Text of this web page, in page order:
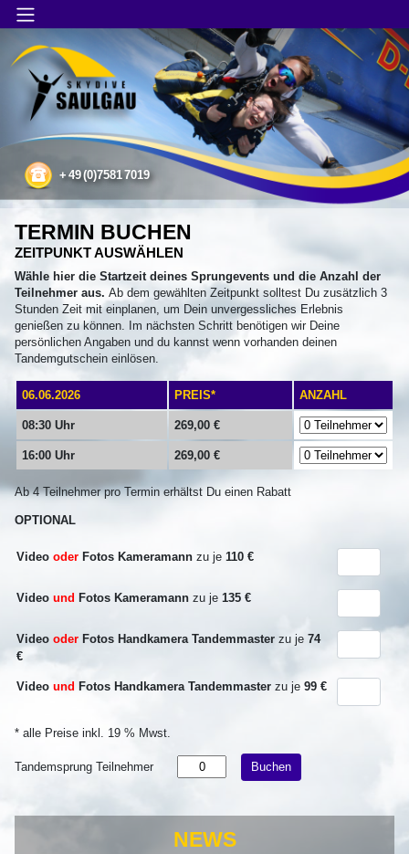
Tandemsprung
+ 49(0)75817019
Main Menu
TERMIN BUCHEN
ZEITPUNKT AUSWÄHLEN
Wähle hier die Startzeit deines Sprungevents und die Anzahl der
Teilnehmer aus. Ab dem gewählten Zeitpunkt solltest Du zusätzlich 3
Stunden Zeit mit einplanen, um Dein unvergessliches Erlebnis
genießen zu können. Im nächsten Schritt benötigen wir Deine
persönlichen Angaben und du kannst wenn vorhanden deinen
Tandemgutschein einlösen.
06.06.2026 PREIS* ANZAHL
08:30 Uhr 269,00 €
16:00 Uhr 269,00 €
Ab 4 Teilnehmer pro Termin erhältst Du einen Rabatt
OPTIONAL
Video oder Fotos Kameramann zu je 110 €
Video und Fotos Kameramann zu je 135 €
Video oder Fotos Handkamera Tandemmaster zu je 74
€
Video und Fotos Handkamera Tandemmaster zu je 99 €
* alle Preise inkl. 19 % Mwst.
Tandemsprung Teilnehmer Buchen
NEWS